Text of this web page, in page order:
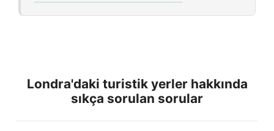
Londra'daki turistik yerler hakkında
sıkça sorulan sorular